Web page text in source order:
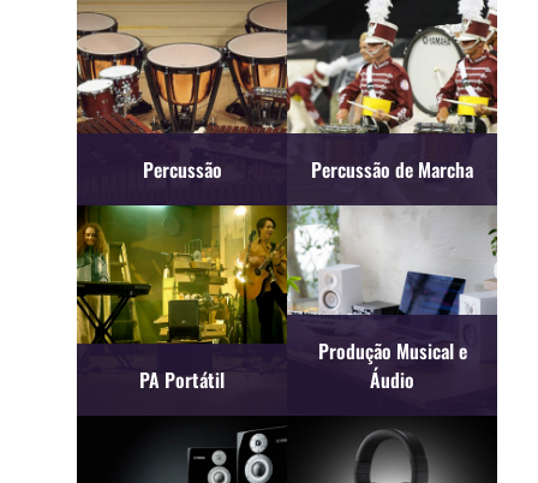
Percussão Percussão de Marcha
PA Portátil
Produção Musical e
Áudio